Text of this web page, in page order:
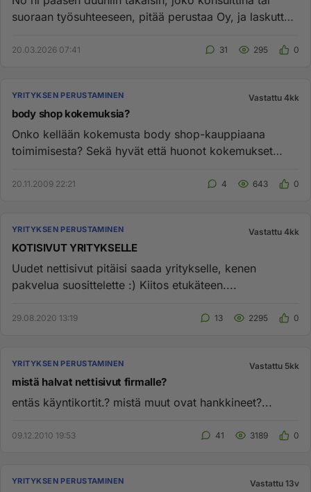
suoraan työsuhteeseen, pitää perustaa Oy, ja laskuttaa
20.03.2026 07:41 31 295 0
YRITYKSEN PERUSTAMINEN Vastattu 4kk
body shop kokemuksia?
Onko kellään kokemusta body shop-kauppiaana
toimimisesta? Sekä hyvät että huonot kokemukset
20.11.2009 22:21 4 643 0
YRITYKSEN PERUSTAMINEN Vastattu 4kk
KOTISIVUT YRITYKSELLE
Uudet nettisivut pitäisi saada yritykselle, kenen
pakvelua suosittelette :) Kiitos etukäteen....
29.08.2020 13:19 13 2295 0
YRITYKSEN PERUSTAMINEN Vastattu 5kk
mistä halvat nettisivut firmalle?
entäs käyntikortit.? mistä muut ovat hankkineet?...
09.12.2010 19:53 41 3189 0
YRITYKSEN PERUSTAMINEN Vastattu 13v